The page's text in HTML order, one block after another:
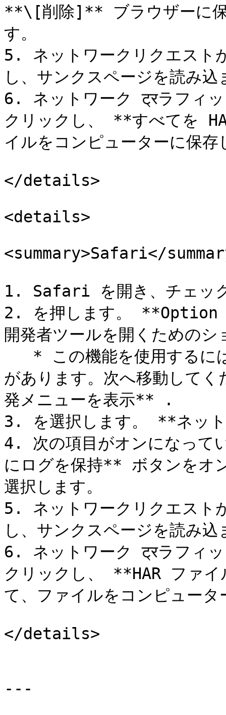
**\[削除]** ブラウザーに保
す。
5. ネットワークリクエスト
し、サンクスページを読み込
6. ネットワーク ट्रラフィッ
クリックし、 **すべてを
イルをコンピューターに保存
</details>
<details>
<summary>Safari</
1. Safari を開き、チェック
2. を押します。 **Option
開発者ツールを開くための
があります。次へ移動して
発メニューを表示** .
3. を選択します。 **ネッ
4. 次の項目がオンになって
にログを保持** ボタンを
選択します。
5. ネットワークリクエスト
し、サンクスページを読み込
6. ネットワーク ट्रラフィッ
クリックし、 **HAR ファ
て、ファイルをコンピュータ
</details>
---